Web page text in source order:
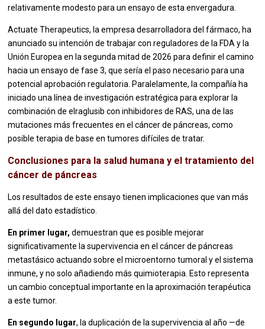
relativamente modesto para un ensayo de esta envergadura.
Actuate Therapeutics, la empresa desarrolladora del fármaco, ha
anunciado su intención de trabajar con reguladores de la FDA y la
Unión Europea en la segunda mitad de 2026 para definir el camino
hacia un ensayo de fase 3, que sería el paso necesario para una
potencial aprobación regulatoria. Paralelamente, la compañía ha
iniciado una línea de investigación estratégica para explorar la
combinación de elraglusib con inhibidores de RAS, una de las
mutaciones más frecuentes en el cáncer de páncreas, como
posible terapia de base en tumores difíciles de tratar.
Conclusiones para la salud humana y el tratamiento del
cáncer de páncreas
Los resultados de este ensayo tienen implicaciones que van más
allá del dato estadístico.
En primer lugar,demuestran que es posible mejorar
significativamente la supervivencia en el cáncer de páncreas
metastásico actuando sobre el microentorno tumoral y el sistema
inmune, y no solo añadiendo más quimioterapia. Esto representa
un cambio conceptual importante en la aproximación terapéutica
a este tumor.
En segundo lugar, la duplicación de la supervivencia al año —de